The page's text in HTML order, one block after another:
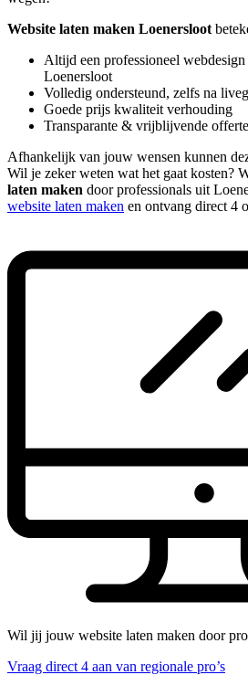
Website laten maken Loenersloot
Altijd een professioneel
Loenersloot
Volledig ondersteund, zelfs na
Goede prijs kwaliteit verhouding
Transparante & vrijblijvende
Afhankelijk van jouw wensen kunnen
Wil je zeker weten wat het gaat kosten?
laten maken door professionals uit
website laten maken en ontvang direct 4
Wil jij jouw website laten maken door
Vraag direct 4 aan van regionale pro’s